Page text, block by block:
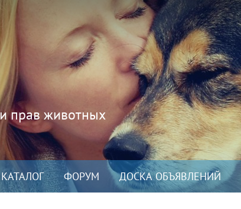
прав животных
КАТАЛОГ ФОРУМ ДОСКА ОБЪЯВЛЕНИЙ